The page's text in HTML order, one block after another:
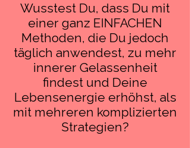
Wusstest Du, dass Du mit
einer ganz EINFACHEN
Methoden, die Du jedoch
täglich anwendest, zu mehr
innerer Gelassenheit
findest und Deine
Lebensenergie erhöhst, als
mit mehreren komplizierten
Strategien?